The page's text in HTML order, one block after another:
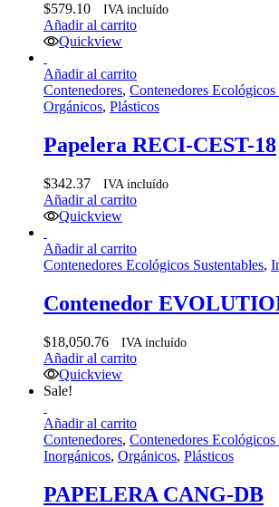
$579.10 IVA incluído
Añadir al carrito
Quickview
Añadir al carrito
Contenedores, Contenedores Ecológicos
Orgánicos, Plásticos
Papelera RECI-CEST-18
$342.37 IVA incluído
Añadir al carrito
Quickview
Añadir al carrito
Contenedores Ecológicos Sustentables,
Contenedor
$18,050.76 IVA incluído
Añadir al carrito
Quickview
Sale!
Añadir al carrito
Contenedores, Contenedores Ecológicos
Inorgánicos, Orgánicos, Plásticos
PAPELERA CANG-DB